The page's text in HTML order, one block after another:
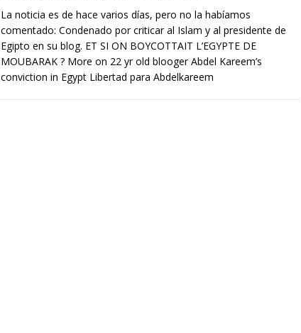
La noticia es de hace varios días, pero no la habíamos
comentado: Condenado por criticar al Islam y al presidente de
Egipto en su blog. ET SI ON BOYCOTTAIT L’EGYPTE DE
MOUBARAK ? More on 22 yr old blooger Abdel Kareem’s
conviction in Egypt Libertad para Abdelkareem